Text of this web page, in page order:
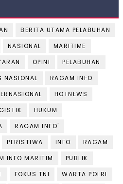
BERITA UTAMA PELABUHAN
NASIONAL
MARITIME
OPINI
PELABUHAN
NASIONAL
RAGAM INFO
HOTNEWS
HUKUM
RAGAM INFO'
PERISTIWA INFO
RAGAM
INFO MARITIM
PUBLIK
FOKUS TNI
WARTA POLRI